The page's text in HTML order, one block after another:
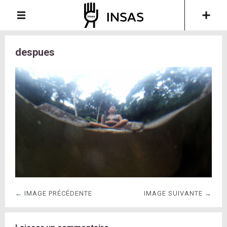
despues
← IMAGE PRÉCÉDENTE IMAGE SUIVANTE →